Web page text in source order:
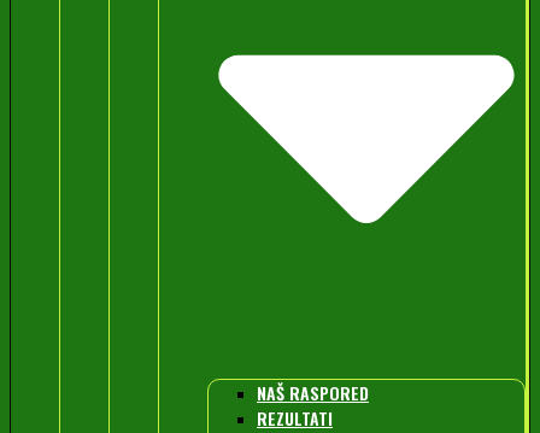
NAŠ RASPORED
REZULTATI